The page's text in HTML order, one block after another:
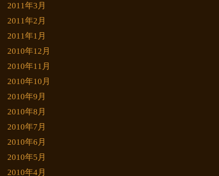
2011年3月
2011年2月
2011年1月
2010年12月
2010年11月
2010年10月
2010年9月
2010年8月
2010年7月
2010年6月
2010年5月
2010年4月